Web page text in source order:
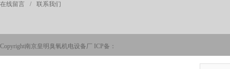
在线留言
/ 联系我们
Copyright南京皇明臭氧机电设备厂 ICP备：